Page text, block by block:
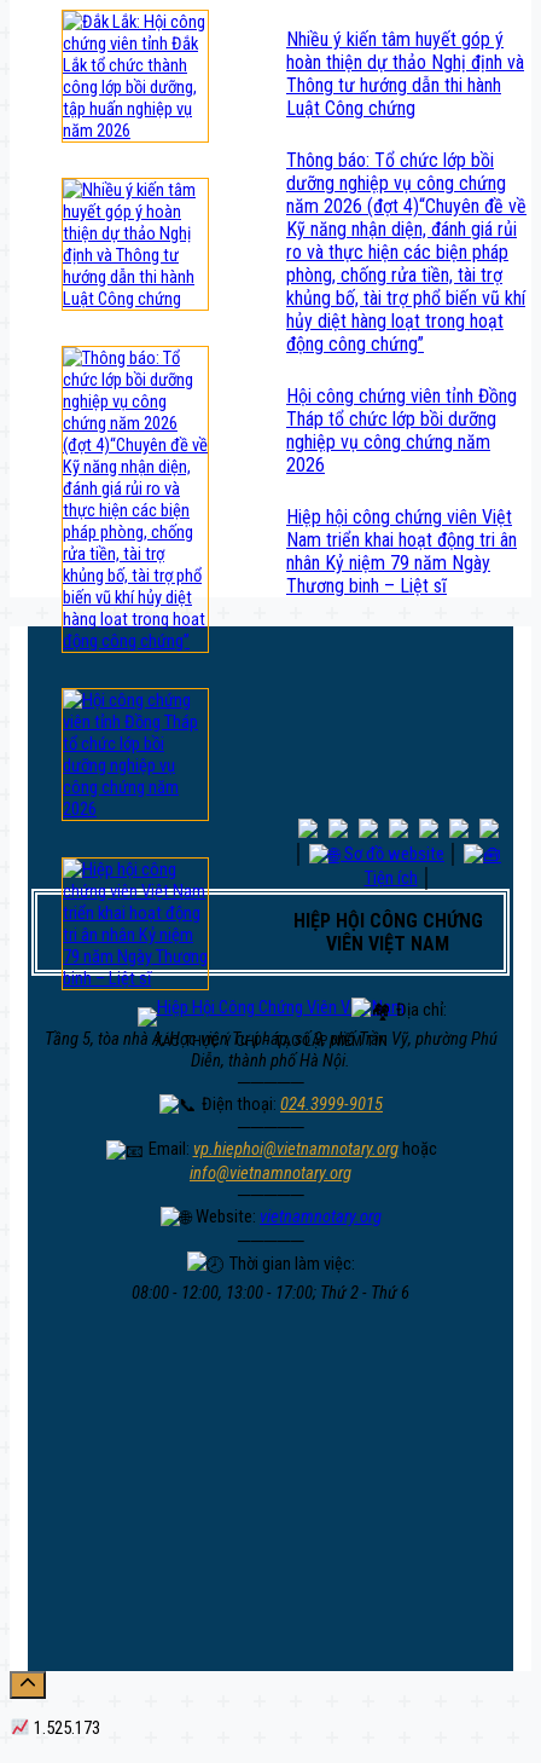
Nhiều ý kiến tâm huyết góp ý
hoàn thiện dự thảo Nghị định và
Thông tư hướng dẫn thi hành
Luật Công chứng
Thông báo: Tổ chức lớp bồi
dưỡng nghiệp vụ công chứng
năm 2026 (đợt 4)“Chuyên đề về
Kỹ năng nhận diện, đánh giá rủi
ro và thực hiện các biện pháp
phòng, chống rửa tiền, tài trợ
khủng bố, tài trợ phổ biến vũ khí
hủy diệt hàng loạt trong hoạt
động công chứng”
Hội công chứng viên tỉnh Đồng
Tháp tổ chức lớp bồi dưỡng
nghiệp vụ công chứng năm
2026
Hiệp hội công chứng viên Việt
Nam triển khai hoạt động tri ân
nhân Kỷ niệm 79 năm Ngày
Thương binh – Liệt sĩ
XÁC THỰC Ý CHÍ – TẠO LẬP NIỀM TIN
Sơ đồ website
Tiện ích
HIỆP HỘI CÔNG CHỨNG
VIÊN VIỆT NAM
Địa chỉ:
Tầng 5, tòa nhà A, Học viện Tư pháp, số 9, phố Trần Vỹ, phường Phú
Diễn, thành phố Hà Nội.
─────
Điện thoại:024.3999-9015
─────
Email: vp.hiephoi@vietnamnotary.orghoặc
info@vietnamnotary.org
─────
Website: vietnamnotary.org
─────
Thời gian làm việc:
08:00 - 12:00, 13:00 - 17:00; Thứ 2 - Thứ 6
1.525.173